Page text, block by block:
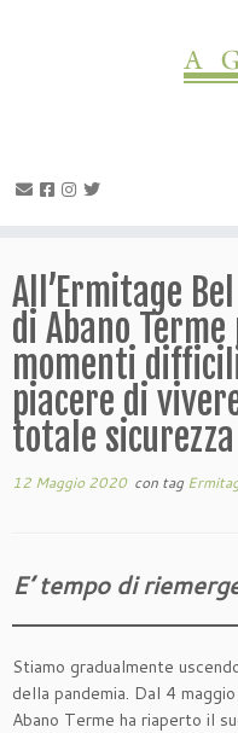
All’Ermitage
di Abano
momenti
piacere di
totale sicurezza
12 Maggio 2020con tag
E’ tempo di
Stiamo gradualmente
della pandemia. Dal 4
Abano Terme ha riaperto il